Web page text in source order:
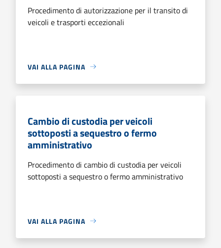
Procedimento di autorizzazione per il transito di
veicoli e trasporti eccezionali
VAI ALLA PAGINA
Cambio di custodia per veicoli
sottoposti a sequestro o fermo
amministrativo
Procedimento di cambio di custodia per veicoli
sottoposti a sequestro o fermo amministrativo
VAI ALLA PAGINA